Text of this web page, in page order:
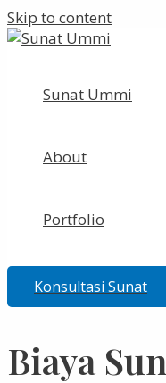
Skip to content
Sunat Ummi
About
Portfolio
Konsultasi Sunat
Biaya